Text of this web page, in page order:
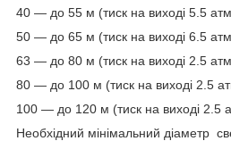
40 — до 55 м (тиск на виході 5.5
50 — до 65 м (тиск на виході 6.5
63 — до 80 м (тиск на виході 2.5
80 — до 100 м (тиск на виході 2.5
100 — до 120 м (тиск на виході 2.5
Необхідний мінімальний діаметр